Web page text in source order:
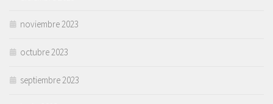
noviembre 2023
octubre 2023
septiembre 2023